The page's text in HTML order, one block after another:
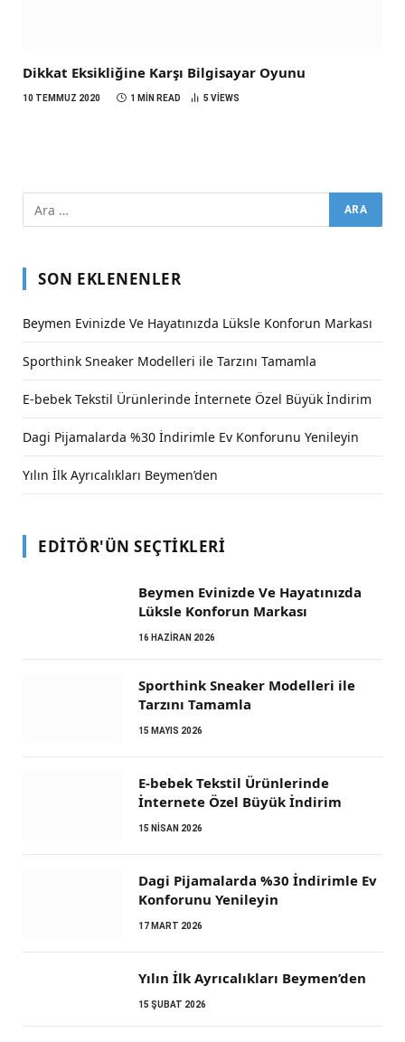
Dikkat Eksikliğine Karşı Bilgisayar Oyunu
10 TEMMUZ 2020 1 MIN READ 5VIEWS
SON EKLENENLER
Beymen Evinizde Ve Hayatınızda Lüksle Konforun Markası
Sporthink Sneaker Modelleri ile Tarzını Tamamla
E-bebek Tekstil Ürünlerinde İnternete Özel Büyük İndirim
Dagi Pijamalarda %30 İndirimle Ev Konforunu Yenileyin
Yılın İlk Ayrıcalıkları Beymen’den
EDITÖR'ÜN SEÇTIKLERI
Beymen Evinizde Ve Hayatınızda
Lüksle Konforun Markası
16 HAZIRAN 2026
Sporthink Sneaker Modelleri ile
Tarzını Tamamla
15 MAYIS 2026
E-bebek Tekstil Ürünlerinde
İnternete Özel Büyük İndirim
15 NISAN 2026
Dagi Pijamalarda %30 İndirimle Ev
Konforunu Yenileyin
17 MART 2026
Yılın İlk Ayrıcalıkları Beymen’den
15 ŞUBAT 2026